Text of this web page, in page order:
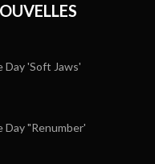
'Soft Jaws'
"Renumber'